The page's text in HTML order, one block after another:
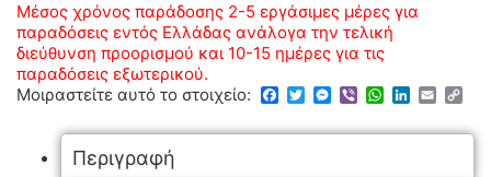
Μέσος χρόνος παράδοσης 2-5 εργάσιμες μέρες για
παραδόσεις εντός Ελλάδας ανάλογα την τελική
διεύθυνση προορισμού και 10-15 ημέρες για τις
παραδόσεις εξωτερικού.
Μοιραστείτε αυτό το στοιχείο:
Facebook
TwitterMessenger
ViberWhatsApp
LinkedIn
Email
Περιγραφή